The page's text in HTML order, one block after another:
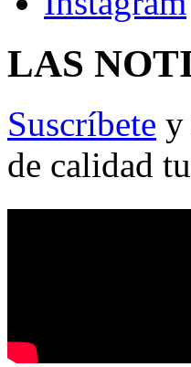
LAS
Suscríbete y
de calidad